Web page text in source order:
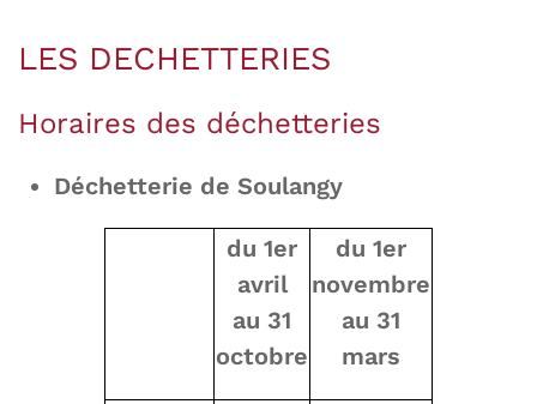
LES DECHETTERIES
Horaires des déchetteries
Déchetterie de Soulangy
du 1er
avril
au 31
octobre
du 1er
novembre
au 31
mars